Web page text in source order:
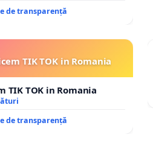
de transparență
TIK TOK in Romania
TIK TOK in Romania
de transparență